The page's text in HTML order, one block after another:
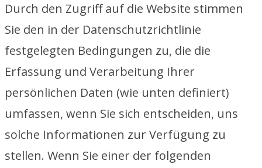
Durch den Zugriff auf die Website stimmen
Sie den in der Datenschutzrichtlinie
festgelegten Bedingungen zu, die die
Erfassung und Verarbeitung Ihrer
persönlichen Daten (wie unten definiert)
umfassen, wenn Sie sich entscheiden, uns
solche Informationen zur Verfügung zu
stellen. Wenn Sie einer der folgenden